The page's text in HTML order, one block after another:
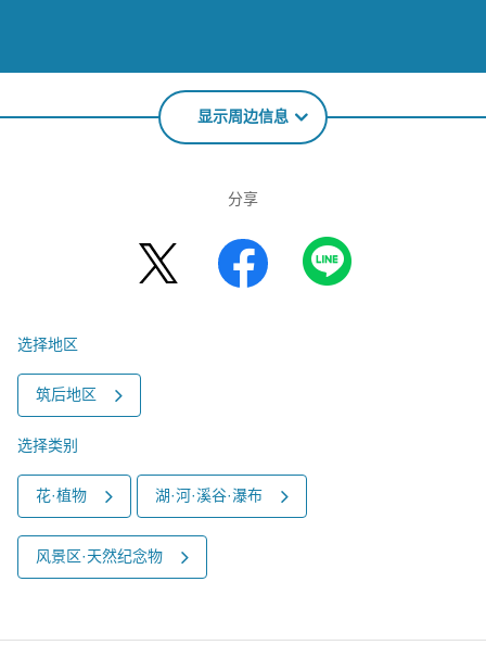
显示周边信息
分享
选择地区
筑后地区
选择类别
花·植物 湖·河·溪谷·瀑布
风景区·天然纪念物